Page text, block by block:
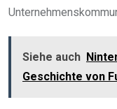
Siehe auch
Geschichte von